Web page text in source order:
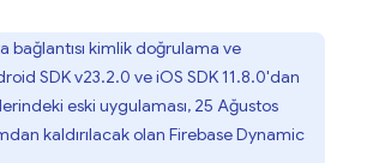
bağlantısı kimlik doğrulama ve
SDK v23.2.0 ve iOS SDK 11.8.0'dan
eski uygulaması, 25 Ağustos
kaldırılacak olan Firebase Dynamic